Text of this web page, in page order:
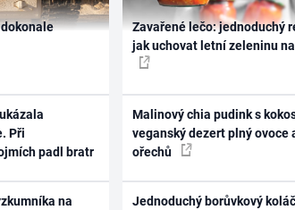
Při
padl bratr
na
Zavařené lečo: jednoduchý
jak uchovat letní zeleninu
Malinový chia pudink s
veganský dezert plný ovoce
ořechů
Jednoduchý borůvkový